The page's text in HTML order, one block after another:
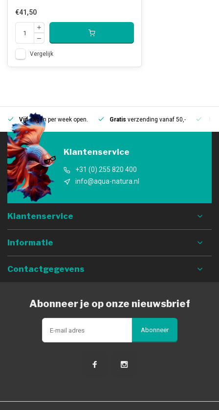
€41,50
Vergelijk
Vijfdagen per week open. Gratis verzending vanaf 50,-
Klantenservice
+31 (0) 255 820 400
info@aqua-natura.nl
Klantenservice
Informatie
Contactgegevens
Abonneer je op onze nieuwsbrief
Abonneer